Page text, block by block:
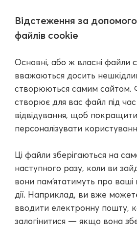
Відстеження за
файлів cookie
Основні, або ж власні файли
вважаються досить
створюються самим сайтом.
створює для вас файл під
відвідування, щоб
персоналізувати
Ці файли зберігаються на
наступного разу, коли ви
вони пам'ятатимуть про ваші
дії. Наприклад, ви вже
вводити електронну пошту,
залогінитися — якщо вона